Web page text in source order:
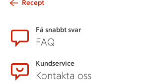
Recept
Få snabbt svar
FAQ
Kundservice
Kontakta oss